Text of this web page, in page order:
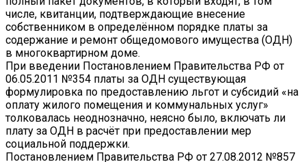
числе, квитанции, подтверждающие внесение
собственником в определённом порядке платы за
содержание и ремонт общедомового имущества (ОДН)
в многоквартирном доме.
При введении Постановлением Правительства РФ от
06.05.2011 №354 платы за ОДН существующая
формулировка по предоставлению льгот и субсидий «на
оплату жилого помещения и коммунальных услуг»
толковалась неоднозначно, неясно было, включать ли
плату за ОДН в расчёт при предоставлении мер
социальной поддержки.
Постановлением Правительства РФ от 27.08.2012 №857